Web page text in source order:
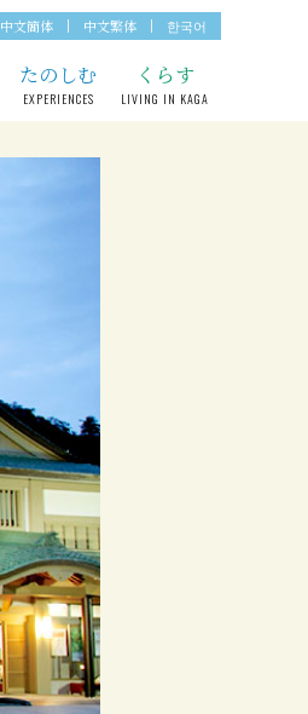
中文簡体 中文繁体 한국어
たのしむ
EXPERIENCES
くらす
LIVING IN KAGA